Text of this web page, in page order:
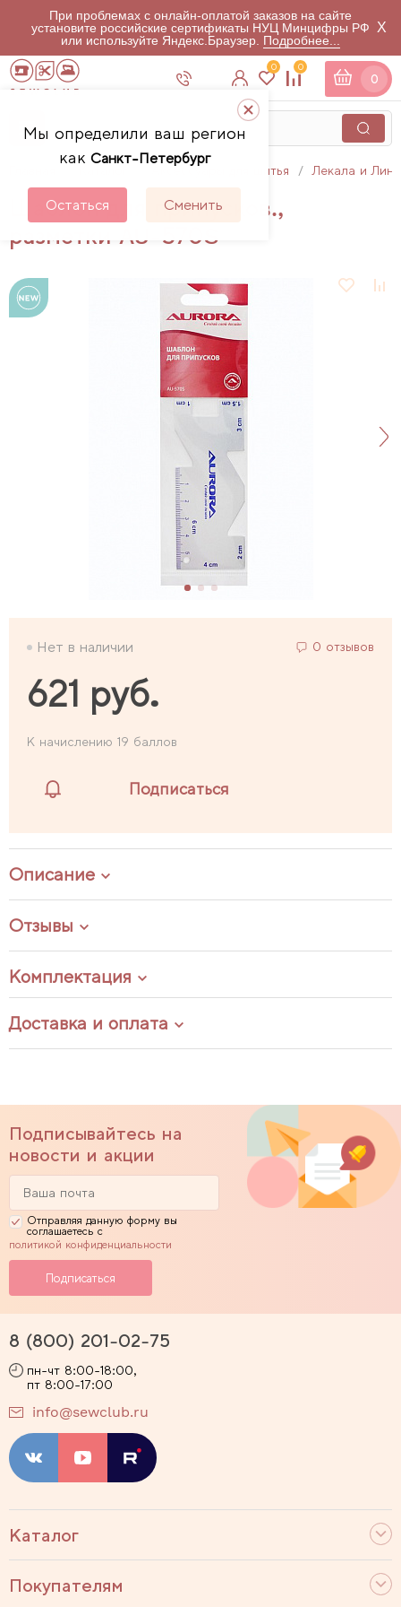
При проблемах с онлайн-оплатой заказов на сайте
установите российские сертификаты НУЦ Минцифры РФ
или используйте Яндекс.Браузер. Подробнее...
X
Мы определили ваш регион
как Санкт-Петербург
Остаться Сменить
0 0
0
Аксессуары для шитья Лекала и
Шаблон для припусков.,
разметки AU-570S
Нет в наличии 0 отзывов
621 руб.
К начислению 19 баллов
Подписаться
Описание
Отзывы
Комплектация
Доставка и оплата
Подписывайтесь на
новости и акции
Отправляя данную форму вы
соглашаетесь с
политикой конфиденциальности
Каталог
Покупателям
8 (800) 201-02-75
пн-чт 8:00-18:00,
пт 8:00-17:00
info@sewclub.ru